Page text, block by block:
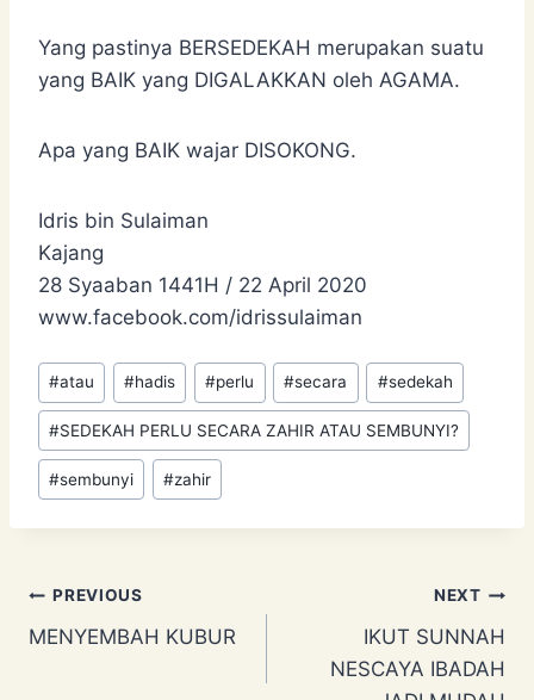
Yang pastinya BERSEDEKAH merupakan suatu
yang BAIK yang DIGALAKKAN oleh AGAMA.
Apa yang BAIK wajar DISOKONG.
Idris bin Sulaiman
Kajang
28 Syaaban 1441H / 22 April 2020
www.facebook.com/idrissulaiman
Post
Tags:
#atau #hadis #perlu #secara #sedekah
#SEDEKAH PERLU SECARA ZAHIR ATAU SEMBUNYI?
#sembunyi #zahir
Post
navigation
PREVIOUS
MENYEMBAH KUBUR
NEXT
IKUT SUNNAH
NESCAYA IBADAH